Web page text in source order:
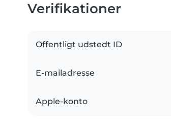
Verifikationer
Offentligt udstedt ID
E-mailadresse
Apple-konto